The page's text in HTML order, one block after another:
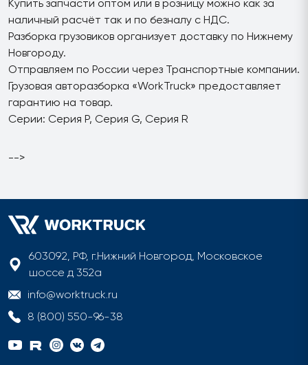
Купить запчасти оптом или в розницу можно как за
наличный расчёт так и по безналу с НДС.
Разборка грузовиков организует доставку по Нижнему
Новгороду.
Отправляем по России через Транспортные компании.
Грузовая авторазборка «WorkTruck» предоставляет
гарантию на товар.
Серии: Серия P, Серия G, Серия R
-->
603092, РФ, г.Нижний Новгород, Московское
шоссе д 352а
info@worktruck.ru
8 (800) 550-96-38